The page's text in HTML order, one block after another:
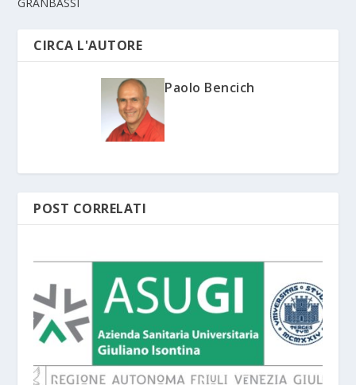
CIRCA L'AUTORE
Paolo Bencich
POST CORRELATI